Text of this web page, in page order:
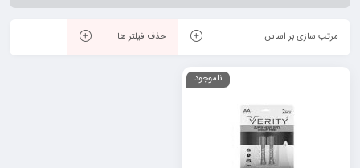
مرتب سازی بر اساس حذف فیلتر ها
ناموجود